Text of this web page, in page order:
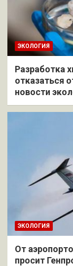
ЭКОЛОГИЯ
Разработка
отказаться
новости
ЭКОЛОГИЯ
От
просит